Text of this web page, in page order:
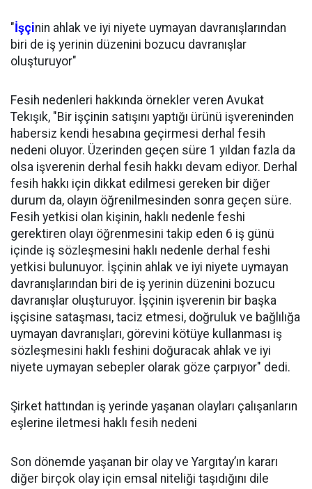
"İşçinin ahlak ve iyi niyete uymayan davranışlarından
biri de iş yerinin düzenini bozucu davranışlar
oluşturuyor"
Fesih nedenleri hakkında örnekler veren Avukat
Tekışık, "Bir işçinin satışını yaptığı ürünü işvereninden
habersiz kendi hesabına geçirmesi derhal fesih
nedeni oluyor. Üzerinden geçen süre 1 yıldan fazla da
olsa işverenin derhal fesih hakkı devam ediyor. Derhal
fesih hakkı için dikkat edilmesi gereken bir diğer
durum da, olayın öğrenilmesinden sonra geçen süre.
Fesih yetkisi olan kişinin, haklı nedenle feshi
gerektiren olayı öğrenmesini takip eden 6 iş günü
içinde iş sözleşmesini haklı nedenle derhal feshi
yetkisi bulunuyor. İşçinin ahlak ve iyi niyete uymayan
davranışlarından biri de iş yerinin düzenini bozucu
davranışlar oluşturuyor. İşçinin işverenin bir başka
işçisine sataşması, taciz etmesi, doğruluk ve bağlılığa
uymayan davranışları, görevini kötüye kullanması iş
sözleşmesini haklı feshini doğuracak ahlak ve iyi
niyete uymayan sebepler olarak göze çarpıyor" dedi.
Şirket hattından iş yerinde yaşanan olayları çalışanların
eşlerine iletmesi haklı fesih nedeni
Son dönemde yaşanan bir olay ve Yargıtay’ın kararı
diğer birçok olay için emsal niteliği taşıdığını dile